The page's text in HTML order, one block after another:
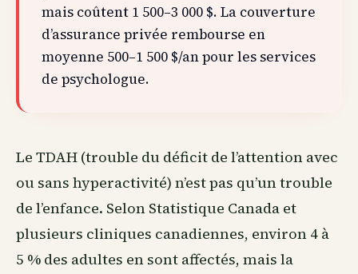
mais coûtent 1 500–3 000 $. La couverture
d’assurance privée rembourse en
moyenne 500–1 500 $/an pour les services
de psychologue.
Le TDAH (trouble du déficit de l’attention avec
ou sans hyperactivité) n’est pas qu’un trouble
de l’enfance. Selon Statistique Canada et
plusieurs cliniques canadiennes, environ 4 à
5 % des adultes en sont affectés, mais la